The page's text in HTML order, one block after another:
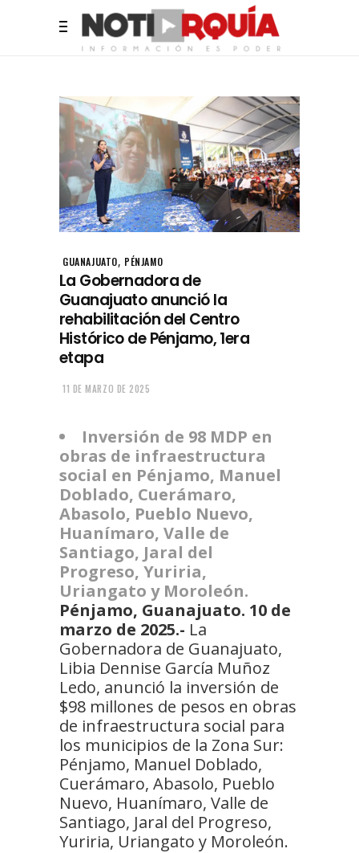
GUANAJUATO, PÉNJAMO
La Gobernadora de
Guanajuato anunció la
rehabilitación del Centro
Histórico de Pénjamo, 1era
etapa
11 DE MARZO DE 2025
Inversión de 98 MDP en
obras de infraestructura
social en Pénjamo, Manuel
Doblado, Cuerámaro,
Abasolo, Pueblo Nuevo,
Huanímaro, Valle de
Santiago, Jaral del
Progreso, Yuriria,
Uriangato y Moroleón.
Pénjamo, Guanajuato. 10 de
marzo de 2025.- La
Gobernadora de Guanajuato,
Libia Dennise García Muñoz
Ledo, anunció la inversión de
$98 millones de pesos en obras
de infraestructura social para
los municipios de la Zona Sur:
Pénjamo, Manuel Doblado,
Cuerámaro, Abasolo, Pueblo
Nuevo, Huanímaro, Valle de
Santiago, Jaral del Progreso,
Yuriria, Uriangato y Moroleón.